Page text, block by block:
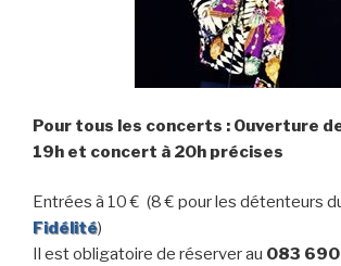
Pour tous les concerts : Ouverture
19h et concert à 20h précises
Entrées à 10 € (8 € pour les détenteurs
Fidélité)
Il est obligatoire de réserver au 083